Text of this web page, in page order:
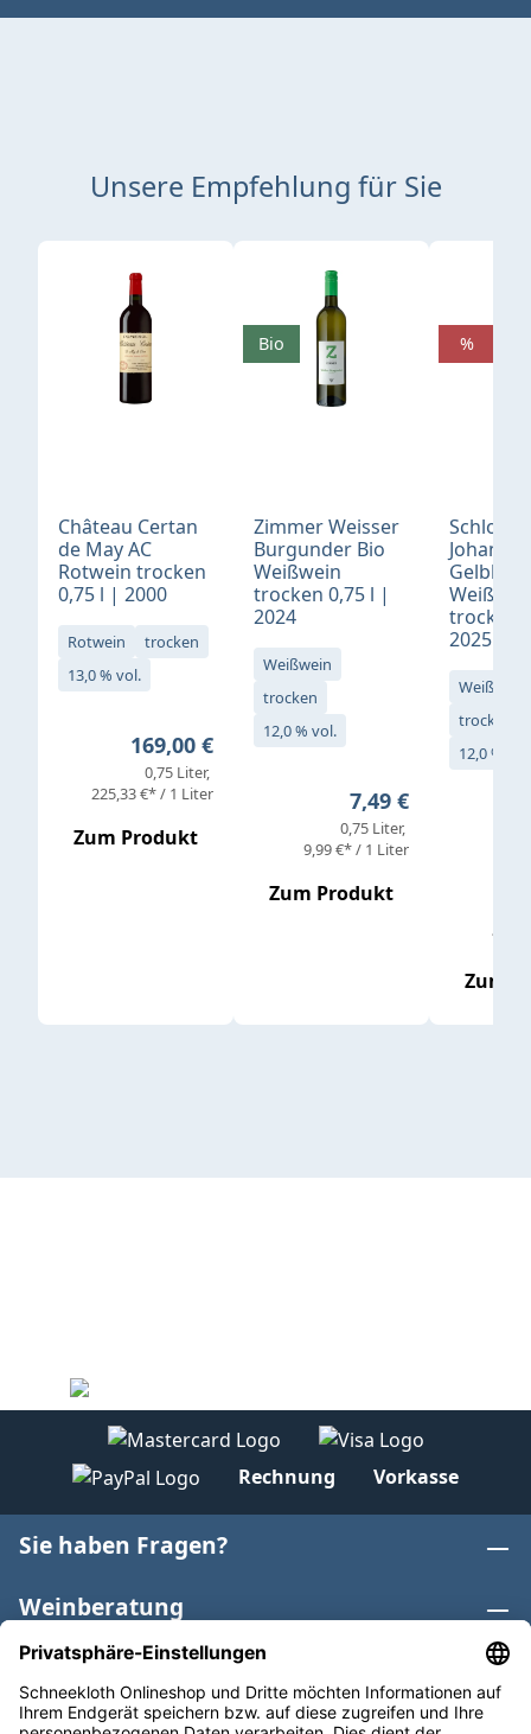
Unsere Empfehlung für Sie
Produktgalerie überspringen
Château Certan
de May AC
Rotwein trocken
0,75 l | 2000
Rotwein
trocken
13,0 % vol.
Regulärer Preis:
169,00 €
0,75 Liter
225,33 €* / 1 Liter
Zum Produkt
Zimmer Weisser
Burgunder Bio
Weißwein
trocken 0,75 l |
2024
Weißwein
trocken
12,0 % vol.
Regulärer Preis:
7,49 €
0,75 Liter
9,99 €* / 1 Liter
Zum Produkt
Bio
Schloß
Gelblack
trocken
2025
Weißwein
trocken
12,0 % vol.
Zum
%
Rechnung Vorkasse
Sie haben Fragen?
Weinberatung
Informationen